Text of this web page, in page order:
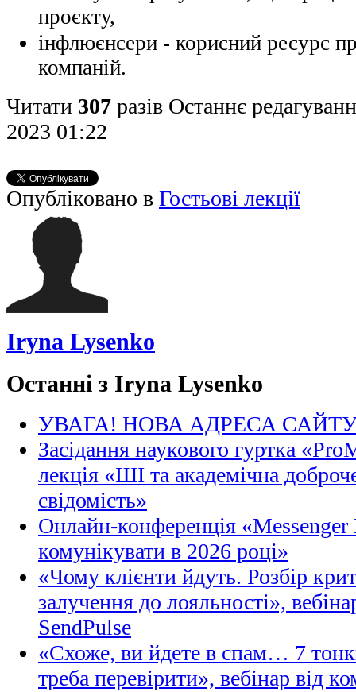
проєкту,
інфлюєнсери - корисний ресурс
компаній.
Читати 307 разів Останнє
2023 01:22
Опубліковано в Гостьові лекції
Iryna Lysenko
Останні з Iryna Lysenko
УВАГА! НОВА АДРЕСА
Засідання наукового гуртка
лекція «ШІ та академічна
свідомість»
Онлайн-конференція
комунікувати в 2026 році»
«Чому клієнти йдуть. Розбір
залучення до лояльності»,
SendPulse
«Схоже, ви йдете в спам… 7
треба перевірити», вебінар від